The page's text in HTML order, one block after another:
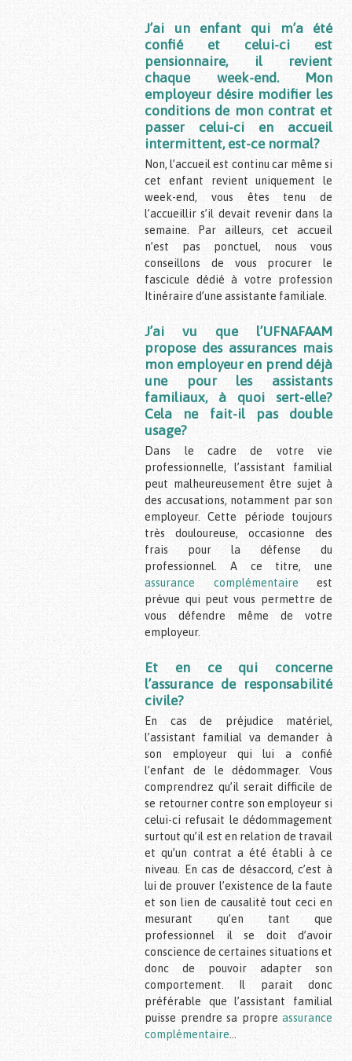
J’ai un enfant qui m’a été
confié et celui-ci est
pensionnaire, il revient
chaque week-end. Mon
employeur désire modifier les
conditions de mon contrat et
passer celui-ci en accueil
intermittent, est-ce normal?
Non, l’accueil est continu car même si
cet enfant revient uniquement le
week-end, vous êtes tenu de
l’accueillir s’il devait revenir dans la
semaine. Par ailleurs, cet accueil
n’est pas ponctuel, nous vous
conseillons de vous procurer le
fascicule dédié à votre profession
Itinéraire d’une assistante familiale.
J’ai vu que l’UFNAFAAM
propose des assurances mais
mon employeur en prend déjà
une pour les assistants
familiaux, à quoi sert-elle?
Cela ne fait-il pas double
usage?
Dans le cadre de votre vie
professionnelle, l’assistant familial
peut malheureusement être sujet à
des accusations, notamment par son
employeur. Cette période toujours
très douloureuse, occasionne des
frais pour la défense du
professionnel. A ce titre, une
assurance complémentaireest
prévue qui peut vous permettre de
vous défendre même de votre
employeur.
Et en ce qui concerne
l’assurance de responsabilité
civile?
En cas de préjudice matériel,
l’assistant familial va demander à
son employeur qui lui a confié
l’enfant de le dédommager. Vous
comprendrez qu’il serait difficile de
se retourner contre son employeur si
celui-ci refusait le dédommagement
surtout qu’il est en relation de travail
et qu’un contrat a été établi à ce
niveau. En cas de désaccord, c’est à
lui de prouver l’existence de la faute
et son lien de causalité tout ceci en
mesurant qu’en tant que
professionnel il se doit d’avoir
conscience de certaines situations et
donc de pouvoir adapter son
comportement. Il parait donc
préférable que l’assistant familial
puisse prendre sa propre assurance
complémentaire